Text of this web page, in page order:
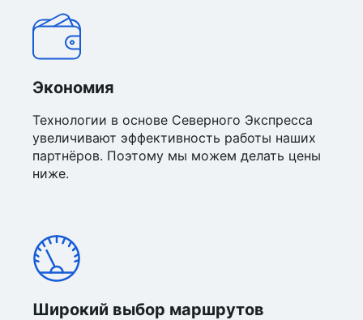
Экономия
Технологии в основе Северного Экспресса
увеличивают эффективность работы наших
партнёров. Поэтому мы можем делать цены
ниже.
Широкий выбор маршрутов